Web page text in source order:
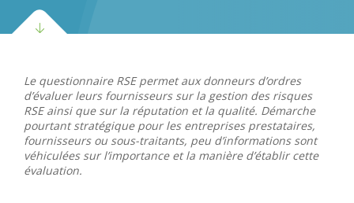
Le questionnaire RSE permet aux donneurs d’ordres
d’évaluer leurs fournisseurs sur la gestion des risques
RSE ainsi que sur la réputation et la qualité. Démarche
pourtant stratégique pour les entreprises prestataires,
fournisseurs ou sous-traitants, peu d’informations sont
véhiculées sur l’importance et la manière d’établir cette
évaluation.